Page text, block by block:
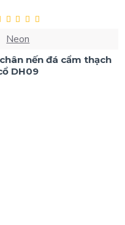
Neon
nến đá cẩm thạch
DH09